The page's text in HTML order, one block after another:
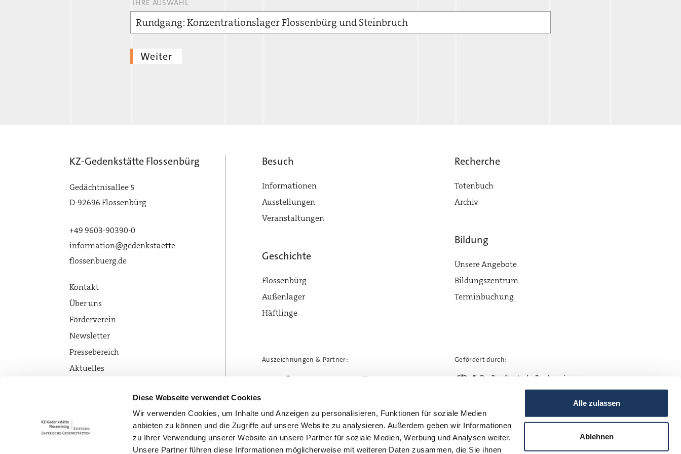
Diese Webseite verwendet Cookies
Wir verwenden Cookies, um Inhalte und Anzeigen zu personalisieren, Funktionen für soziale Medien
anbieten zu können und die Zugriffe auf unsere Website zu analysieren. Außerdem geben wir Informationen
zu Ihrer Verwendung unserer Website an unsere Partner für soziale Medien, Werbung und Analysen weiter.
Unsere Partner führen diese Informationen möglicherweise mit weiteren Daten zusammen, die Sie ihnen
Alle zulassen
Ablehnen
IHRE AUSWAHL
Rundgang: Konzentrationslager Flossenbürg und Steinbruch
Weiter
KZ-Gedenkstätte Flossenbürg
Gedächtnisallee 5
D-92696 Flossenbürg
+49 9603-90390-0
information@gedenkstaette-
flossenbuerg.de
Kontakt
Über uns
Förderverein
Newsletter
Pressebereich
Aktuelles
Besuch
Informationen
Ausstellungen
Veranstaltungen
Geschichte
Flossenbürg
Außenlager
Häftlinge
Recherche
Totenbuch
Archiv
Bildung
Unsere Angebote
Bildungszentrum
Terminbuchung
Auszeichnungen & Partner: Gefördert durch: